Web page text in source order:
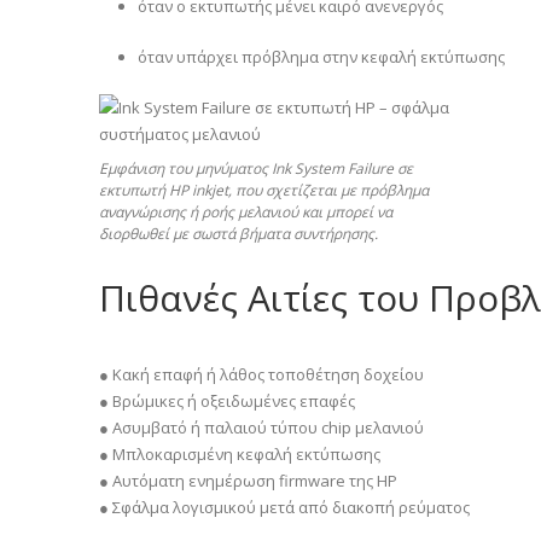
όταν ο εκτυπωτής μένει καιρό ανενεργός
όταν υπάρχει πρόβλημα στην κεφαλή εκτύπωσης
Εμφάνιση του μηνύματος Ink System Failure σε
εκτυπωτή HP inkjet, που σχετίζεται με πρόβλημα
αναγνώρισης ή ροής μελανιού και μπορεί να
διορθωθεί με σωστά βήματα συντήρησης.
Πιθανές Αιτίες του
● Κακή επαφή ή λάθος τοποθέτηση δοχείου
● Βρώμικες ή οξειδωμένες επαφές
● Ασυμβατό ή παλαιού τύπου chip μελανιού
● Μπλοκαρισμένη κεφαλή εκτύπωσης
● Αυτόματη ενημέρωση firmware της HP
● Σφάλμα λογισμικού μετά από διακοπή ρεύματος